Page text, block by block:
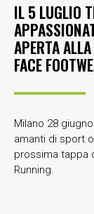
IL 5 LUGLIO
APERTA
FACE
Milano 28
amanti di sport
prossima tappa
Running.